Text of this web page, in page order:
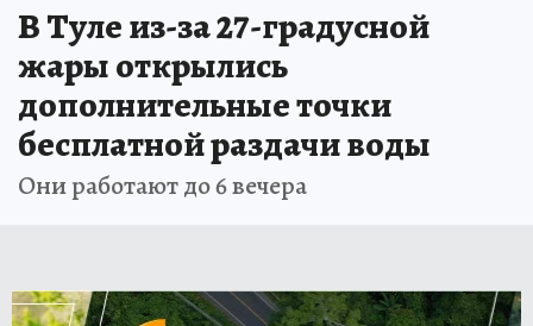
В Туле из-за 27-градусной
жары открылись
дополнительные точки
бесплатной раздачи воды
Они работают до 6 вечера